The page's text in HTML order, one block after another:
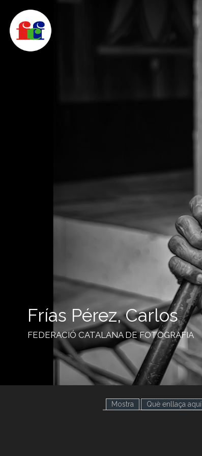
C
Frías Pérez, Carlos
FEDERACIÓ CATALANA DE FOTOGRAFIA
Mostra Què enllaça aquí